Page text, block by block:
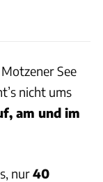
See
nicht ums
am und im
nur40